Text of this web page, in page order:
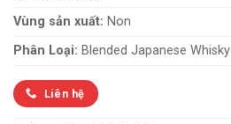
Vùng sản xuất: Non
Phân Loại: Blended Japanese Whisky
Liên hệ